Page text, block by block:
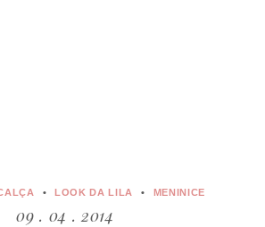
LOOK DA LILA MENINICE
09 . 04 . 2014